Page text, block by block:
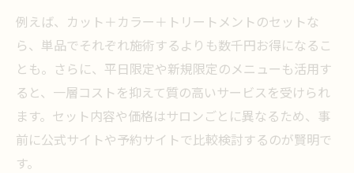
例えば、カット＋カラー＋トリートメントのセットな
ら、単品でそれぞれ施術するよりも数千円お得になるこ
とも。さらに、平日限定や新規限定のメニューも活用す
ると、一層コストを抑えて質の高いサービスを受けられ
ます。セット内容や価格はサロンごとに異なるため、事
前に公式サイトや予約サイトで比較検討するのが賢明で
す。